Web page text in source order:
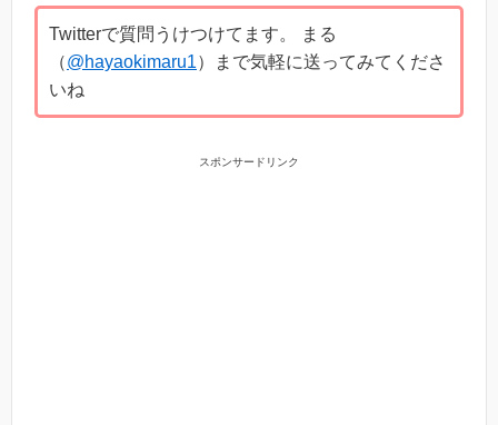
Twitterで質問うけつけてます。 まる
（@hayaokimaru1）まで気軽に送ってみてくださ
いね
スポンサードリンク